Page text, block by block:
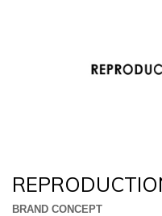
BRAND CONCEPT